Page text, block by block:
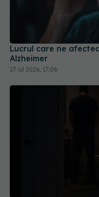
Lucrul care ne
Alzheimer
27 iul 2026, 17:06